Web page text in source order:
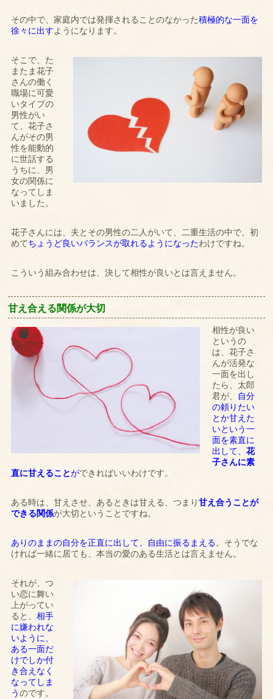
その中で、家庭内では発揮されることのなかった積極的な一面を
徐々に出すようになります。
そこで、た
またま花子
さんの働く
職場に可愛
いタイプの
男性がい
て、花子さ
んがその男
性を能動的
に世話する
うちに、男
女の関係に
なってしま
いました。
花子さんには、夫とその男性の二人がいて、二重生活の中で、初
めてちょうど良いバランスが取れるようになったわけですね。
こういう組み合わせは、決して相性が良いとは言えません。
甘え合える関係が大切
相性が良い
というの
は、花子さ
んが活発な
一面を出し
たら、太郎
君が、 自分
の頼りたい
とか甘えた
いという一
面を素直に
出して、花
子さんに素
直に甘えることができればいいわけです。
ある時は、甘えさせ、あるときは甘える、つまり甘え合うことが
できる関係が大切ということですね。
ありのままの自分を正直に出して、自由に振るまえる。そうでな
ければ一緒に居ても、本当の愛のある生活とは言えません。
それが、つ
い恋に舞い
上がってい
ると、相手
に嫌われな
いように、
ある一面だ
けでしか付
き合えなく
なってしま
うのです。